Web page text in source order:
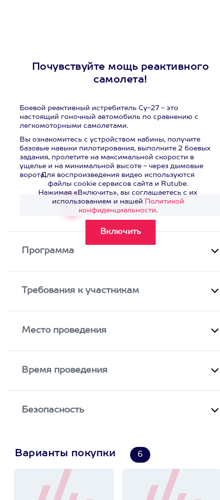
Почувствуйте мощь реактивного
самолета!
Боевой реактивный истребитель Су-27 - это
настоящий гоночный автомобиль по сравнению с
легкомоторными самолетами.
Вы ознакомитесь с устройством кабины, получите
базовые навыки пилотирования, выполните 2 боевых
задания, пролетите на максимальной скорости в
ущелье и на минимальной высоте - через дымовые
ворота.
Смотреть видео>
Для воспроизведения видео используются
файлы cookie сервисов сайта и Rutube.
Нажимая «Включить», вы соглашаетесь с их
использованием и нашей Политикой
конфиденциальности.
Программа
Требования к участникам
Место проведения
Время проведения
Безопасность
Варианты покупки 6